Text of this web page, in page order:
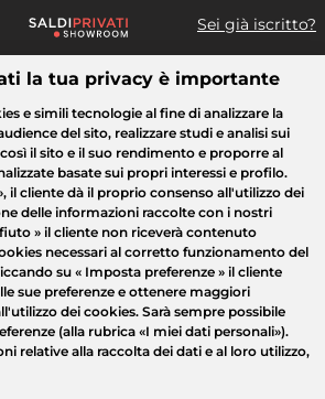
Sei già iscritto?
Casa Bellezza Elettrodomestici
la tua privacy è importante
e simili tecnologie al fine di analizzare la
del sito, realizzare studi e analisi sui
il sito e il suo rendimento e proporre al
basate sui propri interessi e profilo.
, il cliente dà il proprio consenso all'utilizzo dei
delle informazioni raccolte con i nostri
» il cliente non riceverà contenuto
necessari al corretto funzionamento del
su « Imposta preferenze » il cliente
sue preferenze e ottenere maggiori
dei cookies. Sarà sempre possibile
(alla rubrica «I miei dati personali»).
relative alla raccolta dei dati e al loro utilizzo,